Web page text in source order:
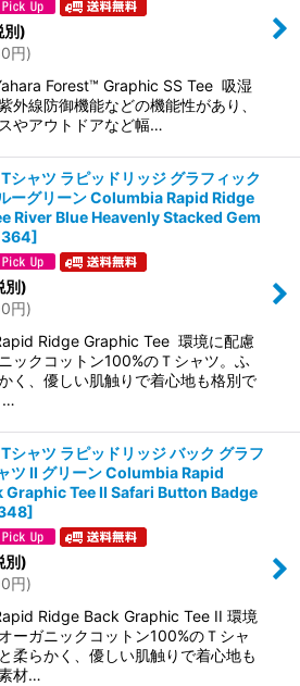
別)
円)
Forest™ Graphic SS Tee 吸湿
外線防御機能などの機能性があり、
やアウトドアなど幅…
シャツ ラピッドリッジ グラフィック
ーグリーン Columbia Rapid Ridge
River Blue Heavenly Stacked Gem
]
別)
円)
Ridge Graphic Tee 環境に配慮
ックコットン100%のＴシャツ。ふ
く、優しい肌触りで着心地も格別で
…
シャツ ラピッドリッジ バック グラフ
ツ II グリーン Columbia Rapid
Graphic Tee II Safari Button Badge
]
別)
円)
Ridge Back Graphic Tee II 環境
ーガニックコットン100%のＴシャ
柔らかく、優しい肌触りで着心地も
材…